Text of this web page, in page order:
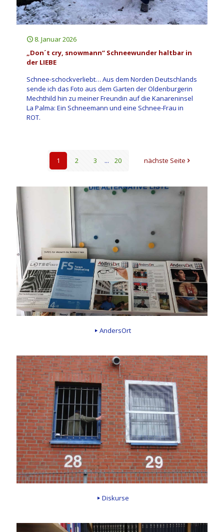
8. Januar 2026
„Don´t cry, snowmann“ Schneewunder haltbar in
der LIEBE
Schnee-schockverliebt… Aus dem Norden Deutschlands
sende ich das Foto aus dem Garten der Oldenburgerin
Mechthild hin zu meiner Freundin auf die Kanareninsel
La Palma: Ein Schneemann und eine Schnee-Frau in
ROT.
1 2 3 ... 20 nächste Seite
AndersOrt
Diskurse